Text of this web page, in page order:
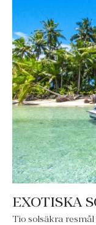
EXOTISKA
Tio solsäkra resmål